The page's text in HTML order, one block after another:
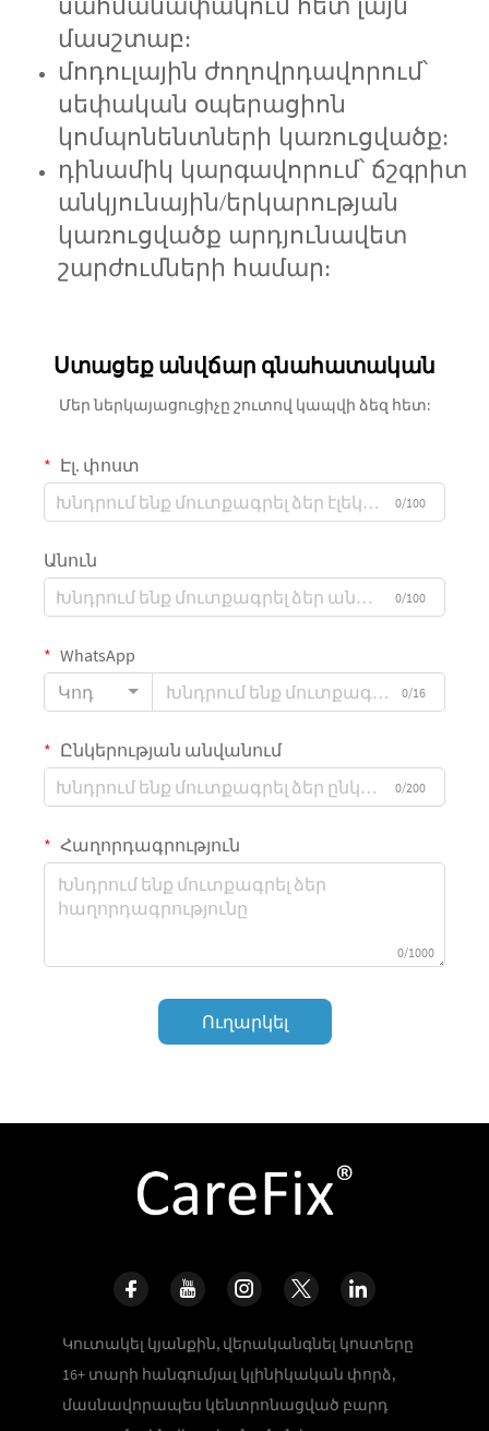
սահմանափակում հետ լայն
մասշտաբ:
մոդուլային ժողովրդավորում՝
սեփական օպերացիոն
կոմպոնենտների կառուցվածք:
դինամիկ կարգավորում՝ ճշգրիտ
անկյունային/երկարության
կառուցվածք արդյունավետ
շարժումների համար:
Ստացեք անվճար գնահատական
Մեր ներկայացուցիչը շուտով կապվի ձեզ հետ:
Էլ. փոստ
0/100
Անուն
0/100
WhatsApp
Կոդ
0/16
Ընկերության անվանում
0/200
Հաղորդագրություն
0/1000
Ուղարկել
Կուտակել կյանքին, վերականգնել կոստերը
16+ տարի հանգումյալ կլինիկական փորձ,
մասնավորապես կենտրոնացված բարդ